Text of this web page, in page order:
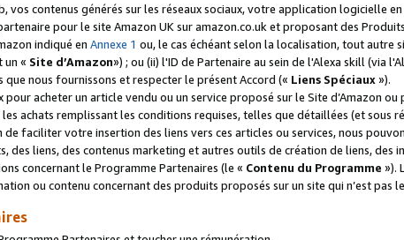
contenus générés sur les réseaux sociaux, votre application logicielle
pour le site Amazon UK sur amazon.co.uk et proposant des
indiqué en Annexe 1 ou, le cas échéant selon la localisation, tout autre
un « Site d’Amazon») ; ou (ii) l'ID de Partenaire au sein de l'Alexa skill (via
nous fournissons et respecter le présent Accord (« Liens Spéciaux»).
acheter un article vendu ou un service proposé sur le Site d’Amazon
achats remplissant les conditions requises, telles que détaillées (et sous
de faciliter votre insertion des liens vers ces articles ou services, nous
des liens, des contenus marketing et autres outils de création de liens, des
concernant le Programme Partenaires (le « Contenu du Programme »).
ou contenu concernant des produits proposés sur un site qui n’est pas le